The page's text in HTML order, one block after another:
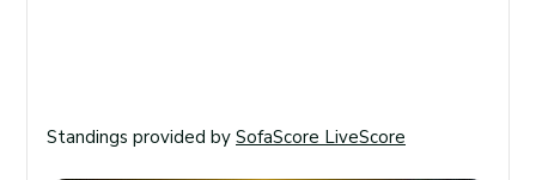
Standings provided by SofaScore LiveScore